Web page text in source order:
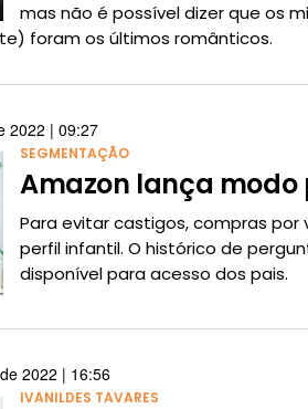
mas não é possível dizer que os
foram os últimos românticos.
2022 | 09:27
SEGMENTAÇÃO
Amazon lança
Para evitar castigos, compras
perfil infantil. O histórico de
disponível para acesso dos pais.
2022 | 16:56
IVANILDES TAVARES